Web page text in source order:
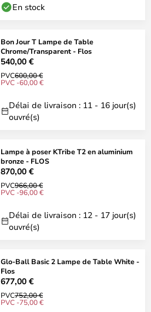
En stock
Bon Jour T Lampe de Table
Chrome/Transparent - Flos
540,00 €
PVC600,00 €
PVC -60,00 €
Délai de livraison : 11 - 16 jour(s)
ouvré(s)
Lampe à poser KTribe T2 en aluminium
bronze - FLOS
870,00 €
PVC966,00 €
PVC -96,00 €
Délai de livraison : 12 - 17 jour(s)
ouvré(s)
Glo-Ball Basic 2 Lampe de Table White -
Flos
677,00 €
PVC752,00 €
PVC -75,00 €